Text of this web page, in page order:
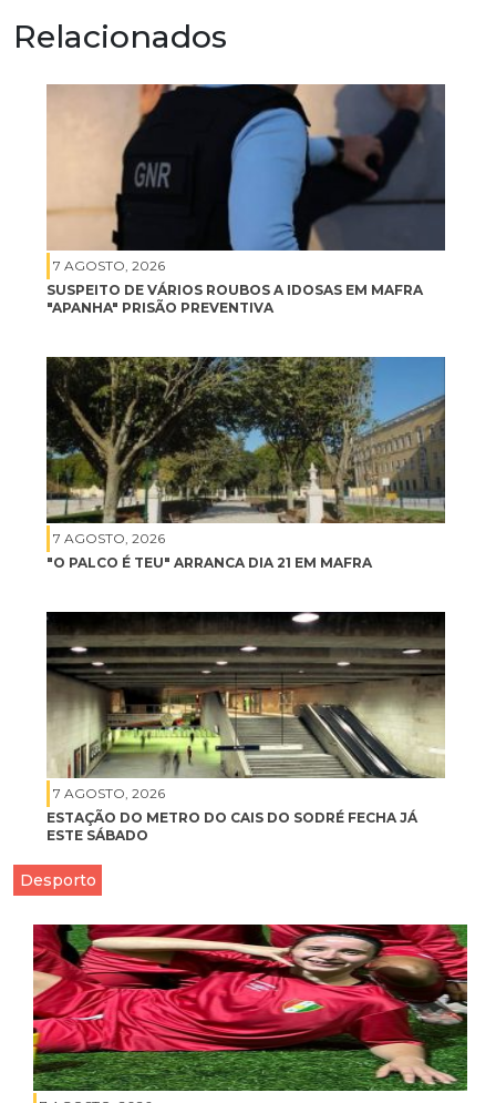
Relacionados
7 AGOSTO, 2026
SUSPEITO DE VÁRIOS ROUBOS A IDOSAS EM MAFRA
"APANHA" PRISÃO PREVENTIVA
7 AGOSTO, 2026
"O PALCO É TEU" ARRANCA DIA 21 EM MAFRA
7 AGOSTO, 2026
ESTAÇÃO DO METRO DO CAIS DO SODRÉ FECHA JÁ
ESTE SÁBADO
Desporto